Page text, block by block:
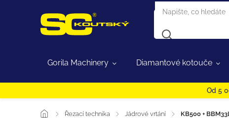
Gorila Machinery Diamantové kotouče
Od 5
/ Řezací technika / Jádrové vrtání / KB500 +